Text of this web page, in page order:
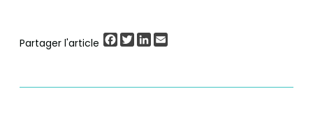
Partager l'article Facebook
TwitterLinkedIn